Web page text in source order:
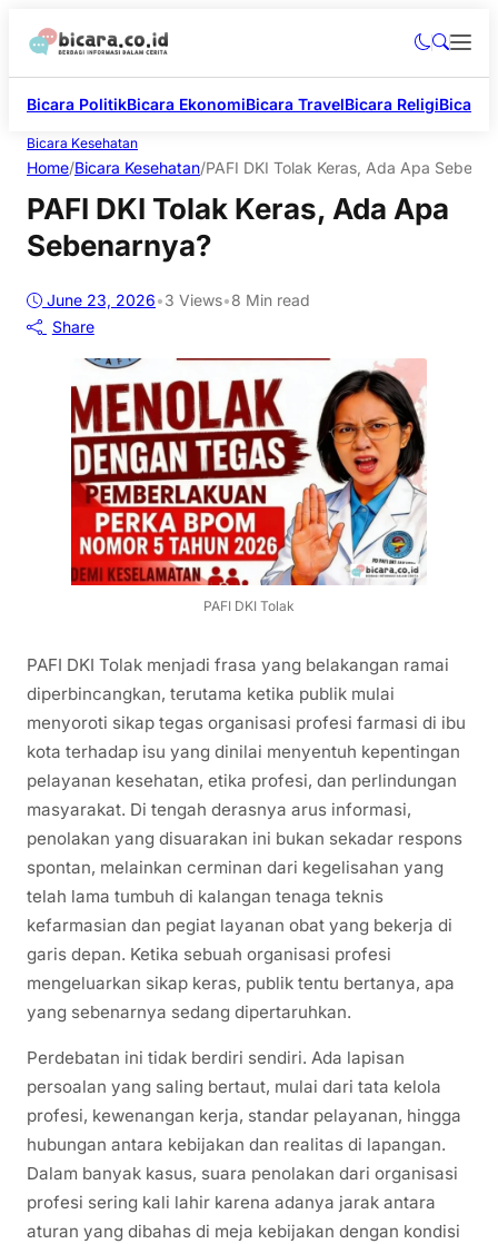
Bicara PolitikBicara EkonomiBicara TravelBicara ReligiBicara
Bicara Kesehatan
Home/Bicara Kesehatan/PAFI DKI Tolak Keras, Ada Apa
PAFI DKI Tolak Keras, Ada Apa
Sebenarnya?
June 23, 2026•3 Views•8 Min read
Share
PAFI DKI Tolak
PAFI DKI Tolak menjadi frasa yang belakangan ramai
diperbincangkan, terutama ketika publik mulai
menyoroti sikap tegas organisasi profesi farmasi di ibu
kota terhadap isu yang dinilai menyentuh kepentingan
pelayanan kesehatan, etika profesi, dan perlindungan
masyarakat. Di tengah derasnya arus informasi,
penolakan yang disuarakan ini bukan sekadar respons
spontan, melainkan cerminan dari kegelisahan yang
telah lama tumbuh di kalangan tenaga teknis
kefarmasian dan pegiat layanan obat yang bekerja di
garis depan. Ketika sebuah organisasi profesi
mengeluarkan sikap keras, publik tentu bertanya, apa
yang sebenarnya sedang dipertaruhkan.
Perdebatan ini tidak berdiri sendiri. Ada lapisan
persoalan yang saling bertaut, mulai dari tata kelola
profesi, kewenangan kerja, standar pelayanan, hingga
hubungan antara kebijakan dan realitas di lapangan.
Dalam banyak kasus, suara penolakan dari organisasi
profesi sering kali lahir karena adanya jarak antara
aturan yang dibahas di meja kebijakan dengan kondisi